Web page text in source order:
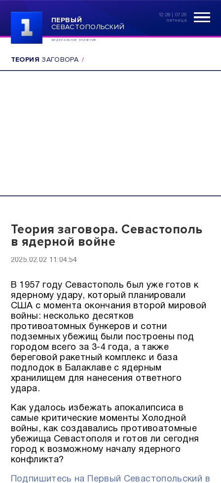
ПЕРВЫЙ
СЕВАСТОПОЛЬСКИЙ
ФЕДЕРАЛЬНОЕ ЗНАЧЕНИЕ
12:28 | 07.26
пятница
ТЕОРИЯ ЗАГОВОРА
Теория заговора. Севастополь
в ядерной войне
2025.02.02 11:04:54
В 1957 году Севастополь был уже готов к
ядерному удару, который планировали
США с момента окончания второй мировой
войны: несколько десятков
противоатомных бункеров и сотни
подземных убежищ были построены под
городом всего за 3-4 года, а также
береговой ракетный комплекс и база
подлодок в Балаклаве с ядерным
хранилищем для нанесения ответного
удара.
Как удалось избежать апокалипсиса в
самые критические моменты Холодной
войны, как создавались противоатомные
убежища Севастополя и готов ли сегодня
город к возможному началу ядерного
конфликта?
Подпишитесь на Первый Севастопольский в